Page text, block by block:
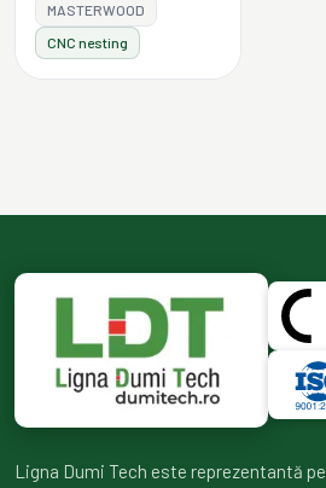
MASTERWOOD
CNC nesting
Ligna Dumi Tech este reprezentantă